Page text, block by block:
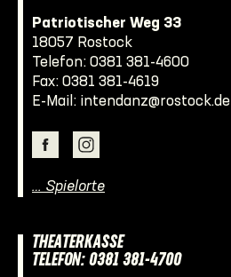
Patriotischer Weg 33
18057 Rostock
Telefon: 0381 381-4600
Fax: 0381 381-4619
E-Mail: intendanz@rostock.de
… Spielorte
THEATERKASSE
TELEFON: 0381 381-4700